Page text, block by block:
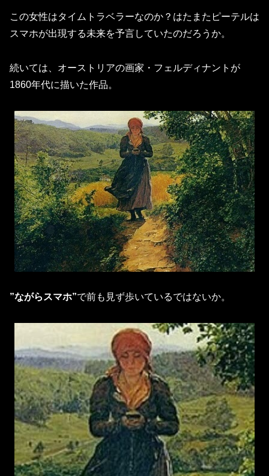
この女性はタイムトラベラーなのか？はたまたピーテルは
スマホが出現する未来を予言していたのだろうか。
続いては、オーストリアの画家・フェルディナントが
1860年代に描いた作品。
”ながらスマホ”で前も見ず歩いているではないか。